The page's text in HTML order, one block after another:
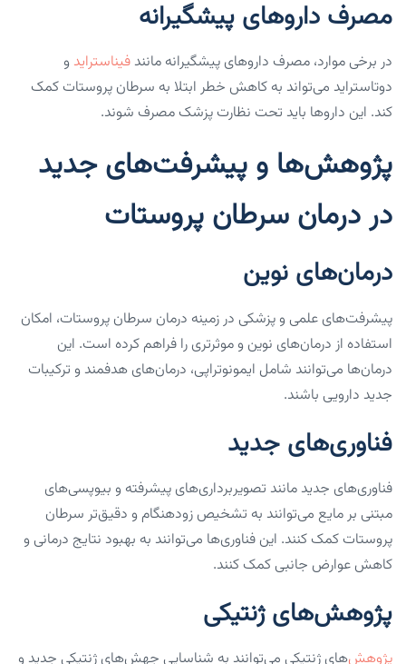
مصرف داروهای پیشگیرانه
در برخی موارد، مصرف داروهای پیشگیرانه مانند فیناستراید و
دوتاستراید می‌تواند به کاهش خطر ابتلا به سرطان پروستات کمک
کند. این داروها باید تحت نظارت پزشک مصرف شوند.
پژوهش‌ها و پیشرفت‌های جدید
در درمان سرطان پروستات
درمان‌های نوین
پیشرفت‌های علمی و پزشکی در زمینه درمان سرطان پروستات، امکان
استفاده از درمان‌های نوین و موثرتری را فراهم کرده است. این
درمان‌ها می‌توانند شامل ایمونوتراپی، درمان‌های هدفمند و ترکیبات
جدید دارویی باشند.
فناوری‌های جدید
فناوری‌های جدید مانند تصویربرداری‌های پیشرفته و بیوپسی‌های
مبتنی بر مایع می‌توانند به تشخیص زودهنگام و دقیق‌تر سرطان
پروستات کمک کنند. این فناوری‌ها می‌توانند به بهبود نتایج درمانی و
کاهش عوارض جانبی کمک کنند.
پژوهش‌های ژنتیکی
پژوهش‌های ژنتیکی می‌توانند به شناسایی جهش‌های ژنتیکی جدید و